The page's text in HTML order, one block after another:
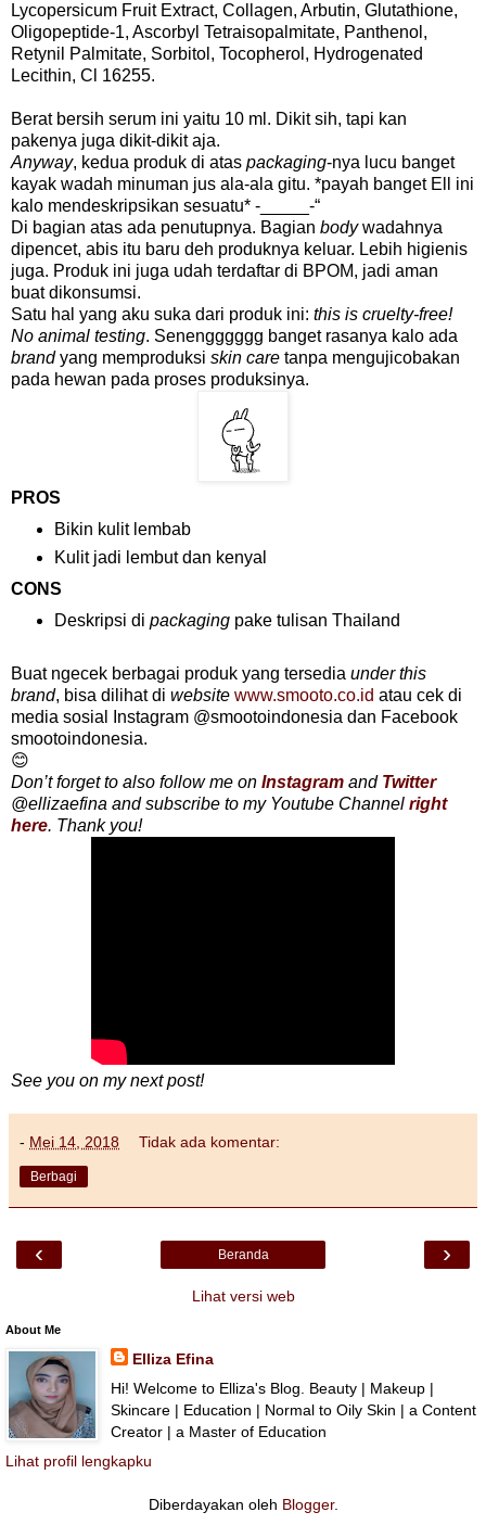
Lycopersicum Fruit Extract, Collagen, Arbutin, Glutathione,
Oligopeptide-1, Ascorbyl Tetraisopalmitate, Panthenol,
Retynil Palmitate, Sorbitol, Tocopherol, Hydrogenated
Lecithin, Cl 16255.
Berat bersih serum ini yaitu 10 ml. Dikit sih, tapi kan
pakenya juga dikit-dikit aja.
Anyway, kedua produk di atas packaging-nya lucu banget
kayak wadah minuman jus ala-ala gitu. *payah banget Ell ini
kalo mendeskripsikan sesuatu* -_____-“
Di bagian atas ada penutupnya. Bagian bodywadahnya
dipencet, abis itu baru deh produknya keluar. Lebih higienis
juga. Produk ini juga udah terdaftar di BPOM, jadi aman
buat dikonsumsi.
Satu hal yang aku suka dari produk ini: this is cruelty-free!
No animal testing. Senengggggg banget rasanya kalo ada
brandyang memproduksi skin care tanpa mengujicobakan
pada hewan pada proses produksinya.
PROS
Bikin kulit lembab
Kulit jadi lembut dan kenyal
CONS
Deskripsi di packagingpake tulisan Thailand
Buat ngecek berbagai produk yang tersedia under this
brand, bisa dilihat di website www.smooto.co.id atau cek di
media sosial Instagram @smootoindonesia dan Facebook
smootoindonesia.
😊
Don’t forget to also follow me on Instagram and Twitter
@ellizaefina and subscribe to my Youtube Channel right
here. Thank you!
See you on my next post!
- Mei 14, 2018 Tidak ada komentar:
Berbagi
‹ ›
Beranda
Lihat versi web
About Me
Elliza Efina
Hi! Welcome to Elliza's Blog. Beauty | Makeup |
Skincare | Education | Normal to Oily Skin | a Content
Creator | a Master of Education
Lihat profil lengkapku
Diberdayakan oleh Blogger.